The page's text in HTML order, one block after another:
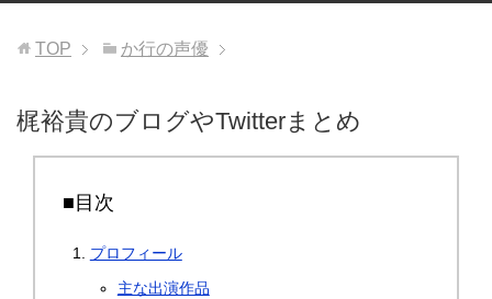
TOP か行の声優
梶裕貴のブログやTwitterまとめ
■目次
プロフィール
主な出演作品